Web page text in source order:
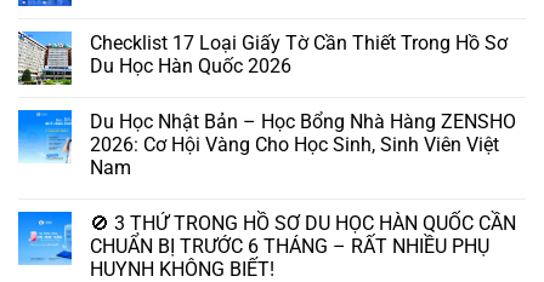
Checklist 17 Loại Giấy Tờ Cần Thiết Trong Hồ Sơ
Du Học Hàn Quốc 2026
Du Học Nhật Bản – Học Bổng Nhà Hàng ZENSHO
2026: Cơ Hội Vàng Cho Học Sinh, Sinh Viên Việt
Nam
🚫 3 THỨ TRONG HỒ SƠ DU HỌC HÀN QUỐC CẦN
CHUẨN BỊ TRƯỚC 6 THÁNG – RẤT NHIỀU PHỤ
HUYNH KHÔNG BIẾT!